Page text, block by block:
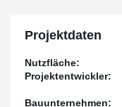
Projektdaten
Nutzfläche:
Projektentwickler:
Bauunternehmen: